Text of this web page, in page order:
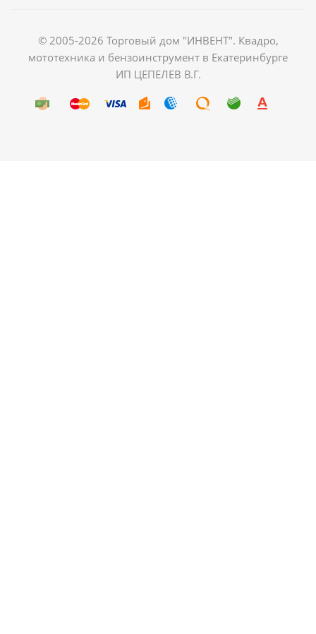
© 2005-2026 Торговый дом "ИНВЕНТ". Квадро,
мототехника и бензоинструмент в Екатеринбурге
ИП ЦЕПЕЛЕВ В.Г.